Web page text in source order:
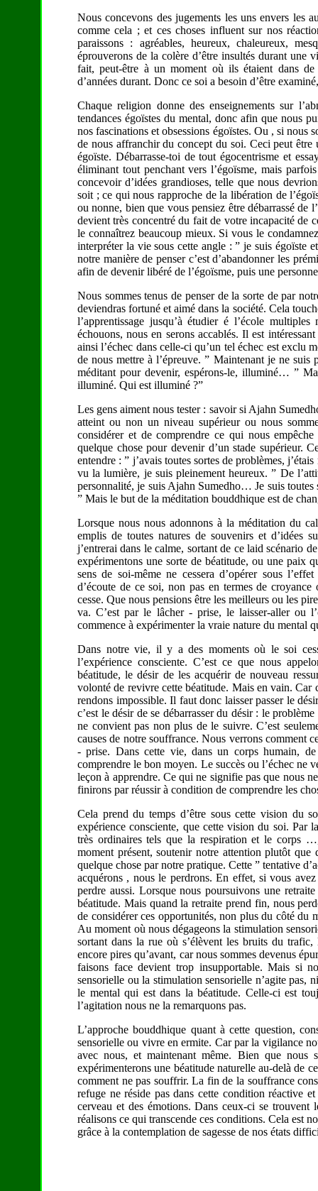
Nous concevons des jugements les uns envers les
comme cela ; et ces choses influent sur nos
paraissons : agréables, heureux, chaleureux,
éprouverons de la colère d’être insultés durant une
fait, peut-être à un moment où ils étaient dans de
d’années durant. Donc ce soi a besoin d’être
Chaque religion donne des enseignements sur
tendances égoïstes du mental, donc afin que nous
nos fascinations et obsessions égoïstes. Ou , si nous
de nous affranchir du concept du soi. Ceci peut être
égoïste. Débarrasse-toi de tout égocentrisme et
éliminant tout penchant vers l’égoïsme, mais
concevoir d’idées grandioses, telle que nous
soit ; ce qui nous rapproche de la libération de
ou nonne, bien que vous pensiez être débarrassé de
devient très concentré du fait de votre incapacité de
le connaîtrez beaucoup mieux. Si vous le
interpréter la vie sous cette angle : ” je suis égoïste
notre manière de penser c’est d’abandonner les
afin de devenir libéré de l’égoïsme, puis une
Nous sommes tenus de penser de la sorte de par
deviendras fortuné et aimé dans la société. Cela
l’apprentissage jusqu’à étudier é l’école
échouons, nous en serons accablés. Il est
ainsi l’échec dans celle-ci qu’un tel échec est exclu
de nous mettre à l’épreuve. ” Maintenant je ne
méditant pour devenir, espérons-le, illuminé… ”
illuminé. Qui est illuminé ?”
Les gens aiment nous tester : savoir si Ajahn
atteint ou non un niveau supérieur ou nous
considérer et de comprendre ce qui nous
quelque chose pour devenir d’un stade supérieur.
entendre : ” j’avais toutes sortes de problèmes,
vu la lumière, je suis pleinement heureux. ” De
personnalité, je suis Ajahn Sumedho… Je suis
” Mais le but de la méditation bouddhique est de
Lorsque nous nous adonnons à la méditation du
emplis de toutes natures de souvenirs et d’idées
j’entrerai dans le calme, sortant de ce laid scénario
expérimentons une sorte de béatitude, ou une paix
sens de soi-même ne cessera d’opérer sous
d’écoute de ce soi, non pas en termes de
cesse. Que nous pensions être les meilleurs ou les
va. C’est par le lâcher - prise, le laisser-aller ou
commence à expérimenter la vraie nature du mental
Dans notre vie, il y a des moments où le soi
l’expérience consciente. C’est ce que nous
béatitude, le désir de les acquérir de nouveau
volonté de revivre cette béatitude. Mais en vain.
rendons impossible. Il faut donc laisser passer le
c’est le désir de se débarrasser du désir : le
ne convient pas non plus de le suivre. C’est
causes de notre souffrance. Nous verrons comment
- prise. Dans cette vie, dans un corps humain,
comprendre le bon moyen. Le succès ou l’échec ne
leçon à apprendre. Ce qui ne signifie pas que nous
finirons par réussir à condition de comprendre les
Cela prend du temps d’être sous cette vision du
expérience consciente, que cette vision du soi. Par
très ordinaires tels que la respiration et le corps
moment présent, soutenir notre attention plutôt que
quelque chose par notre pratique. Cette ” tentative
acquérons , nous le perdrons. En effet, si vous
perdre aussi. Lorsque nous poursuivons une
béatitude. Mais quand la retraite prend fin, nous
de considérer ces opportunités, non plus du côté du
Au moment où nous dégageons la stimulation
sortant dans la rue où s’élèvent les bruits du
encore pires qu’avant, car nous sommes devenus
faisons face devient trop insupportable. Mais si
sensorielle ou la stimulation sensorielle n’agite pas,
le mental qui est dans la béatitude. Celle-ci est
l’agitation nous ne la remarquons pas.
L’approche bouddhique quant à cette question,
sensorielle ou vivre en ermite. Car par la vigilance
avec nous, et maintenant même. Bien que nous
expérimenterons une béatitude naturelle au-delà de
comment ne pas souffrir. La fin de la souffrance
refuge ne réside pas dans cette condition réactive
cerveau et des émotions. Dans ceux-ci se
réalisons ce qui transcende ces conditions. Cela est
grâce à la contemplation de sagesse de nos états